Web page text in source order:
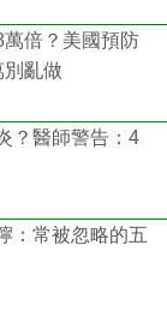
倍？美國預防
亂做
？醫師警告：4
：常被忽略的五